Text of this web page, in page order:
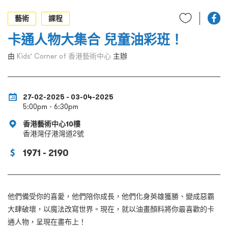
EN
藝術
課程
卡通人物大集合 兒童油彩班！
由 Kids’ Corner of 香港藝術中心 主辦
27-02-2025 - 03-04-2025
5:00pm - 6:30pm
香港藝術中心10樓
香港灣仔港灣道2號
1971 - 2190
他們備受你的喜愛，他們陪你成長，他們化身英雄獲勝、變成惡霸
大肆破壞，以魔法改寫世界。現在，就以油畫顏料將你最喜歡的卡
通人物，呈現在畫布上！